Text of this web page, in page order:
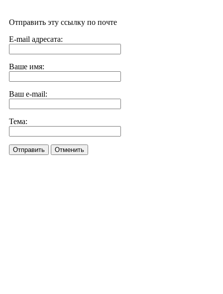
Отправить эту ссылку по почте
E-mail адресата:
Ваше имя:
Ваш e-mail:
Тема:
Отправить Отменить